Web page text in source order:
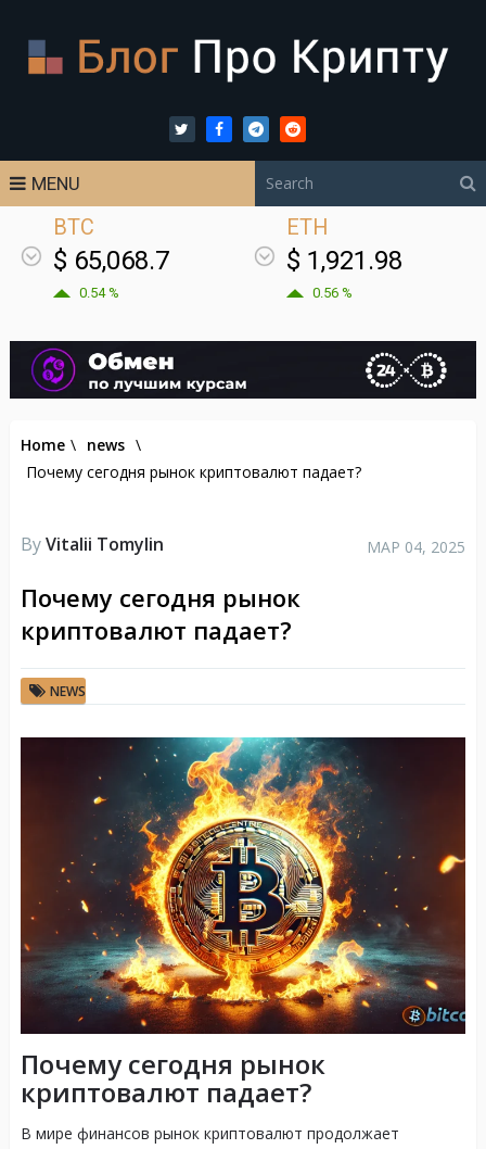
MENU
BTC
$ 65,068.7
0.54 %
ETH
$ 1,921.98
0.56 %
Home \ news \
Почему сегодня рынок криптовалют падает?
ByVitalii Tomylin МАР 04, 2025
Почему сегодня рынок
криптовалют падает?
NEWS
Почему сегодня рынок
криптовалют падает?
В мире финансов рынок криптовалют продолжает